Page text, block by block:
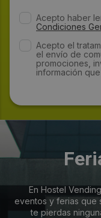
Acepto haber
Condiciones
Acepto el
el envío de
promociones,
información
En Hostel
eventos y ferias que
te pierdas